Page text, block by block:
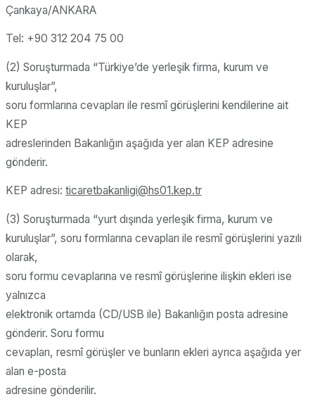
Çankaya/ANKARA
Tel: +90 312 204 75 00
(2) Soruşturmada “Türkiye’de yerleşik firma, kurum ve
kuruluşlar”,
soru formlarına cevapları ile resmî görüşlerini kendilerine ait
KEP
adreslerinden Bakanlığın aşağıda yer alan KEP adresine
gönderir.
KEP adresi: ticaretbakanligi@hs01.kep.tr
(3) Soruşturmada “yurt dışında yerleşik firma, kurum ve
kuruluşlar”, soru formlarına cevapları ile resmî görüşlerini yazılı
olarak,
soru formu cevaplarına ve resmî görüşlerine ilişkin ekleri ise
yalnızca
elektronik ortamda (CD/USB ile) Bakanlığın posta adresine
gönderir. Soru formu
cevapları, resmî görüşler ve bunların ekleri ayrıca aşağıda yer
alan e-posta
adresine gönderilir.